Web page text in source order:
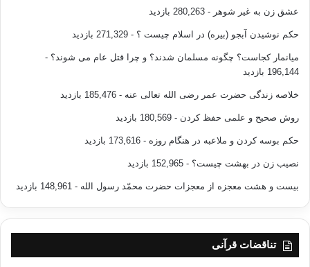
عشق زن به غیر شوهر - 280,263 بازدید
حکم نوشیدن آبجو (بیره) در اسلام چیست ؟ - 271,329 بازدید
میانمار کجاست؟ چگونه مسلمان شدند؟ و چرا قتل عام می شوند؟ -
196,144 بازدید
خلاصه زندگی حضرت عمر رضی الله تعالی عنه - 185,476 بازدید
روش صحیح و علمی حفظ کردن - 180,569 بازدید
حکم بوسه کردن و ملاعبه در هنگام روزه - 173,616 بازدید
نصیب زن در بهشت چیست؟ - 152,965 بازدید
بیست و هشت معجزه از معجزات حضرت محمّد رسول الله - 148,961 بازدید
تناقضات قرآنی